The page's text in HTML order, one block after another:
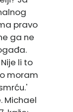
pravo
ga ne
li to
moram
Michael